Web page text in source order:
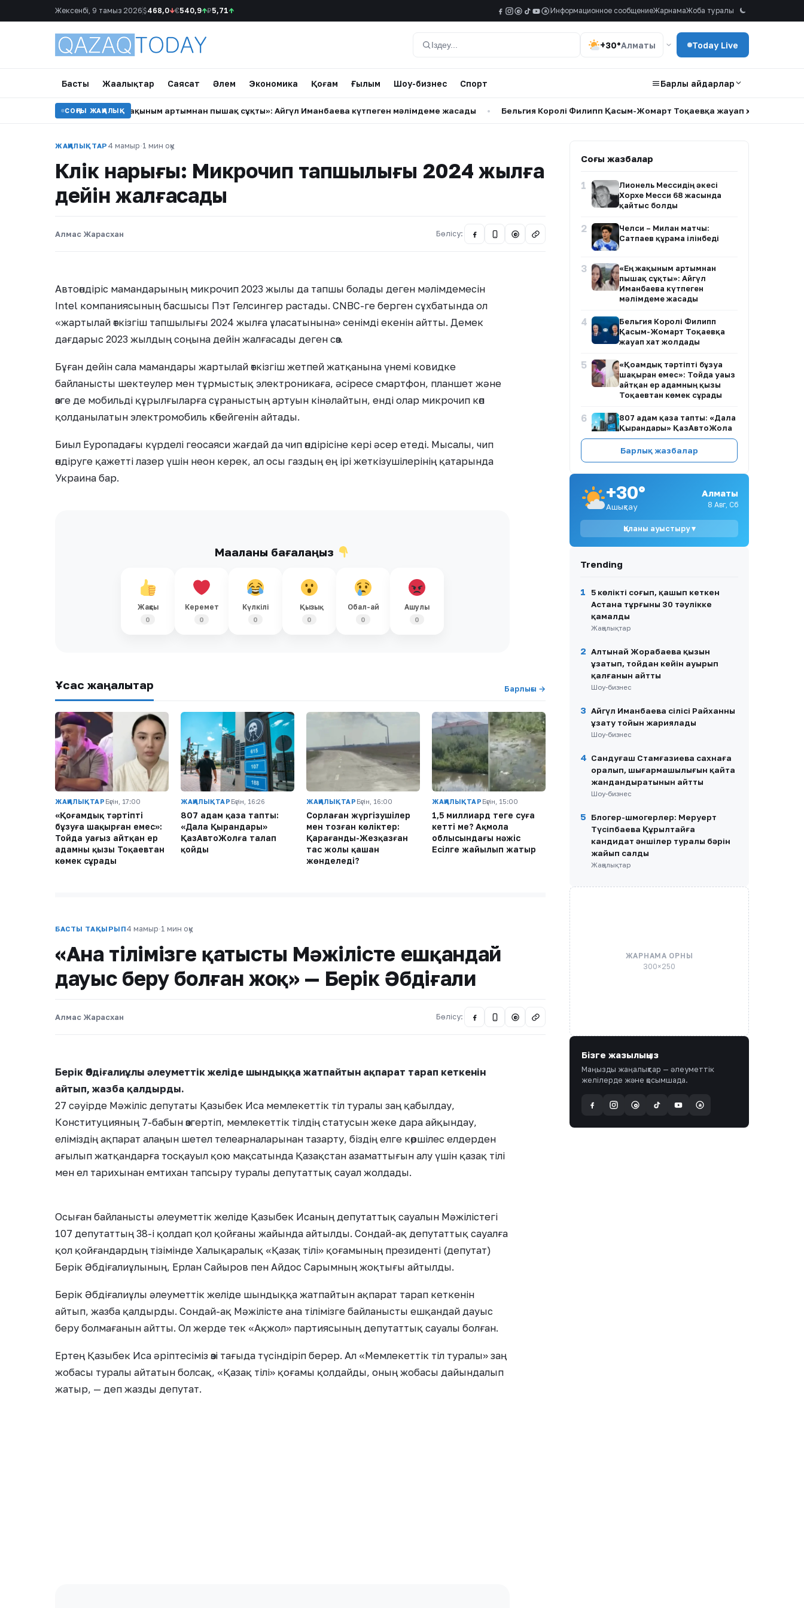
Жексенбі, 9 тамыз 2026 $468,0↓€540,9↑₽5,71↑ @ a Информационное сообщениеЖарнамаЖоба туралы
Іздеу
+30°Алматы Today Live
Басты Жаңалықтар Саясат Әлем Экономика Қоғам Ғылым Шоу-бизнес Спорт Барлық айдарлар
СОҢҒЫ ЖАҢАЛЫҚ
• «Ең жақыным артымнан пышақ сұқты»: Айгүл Иманбаева күтпеген мәлімдеме жасады • Бельгия Королі Филипп Қасым-Жомарт Тоқаевқа жауап хат жолдады
ЖАҢАЛЫҚТАР 4 мамыр·1 мин оқу
Көлік нарығы: Микрочип тапшылығы 2024 жылға
дейін жалғасады
Алмас Жарасхан Бөлісу: @
Автоөндіріс мамандарының микрочип 2023 жылы да тапшы болады деген мәлімдемесін
Intel компаниясының басшысы Пэт Гелсингер растады. CNBC-ге берген сұхбатында ол
«жартылай өткізгіш тапшылығы 2024 жылға ұласатынына» сенімді екенін айтты. Демек
дағдарыс 2023 жылдың соңына дейін жалғасады деген сөз.
Бұған дейін сала мамандары жартылай өткізгіш жетпей жатқанына үнемі ковидке
байланысты шектеулер мен тұрмыстық электроникаға, әсіресе смартфон, планшет және
өзге де мобильді құрылғыларға сұраныстың артуын кінәлайтын, енді олар микрочип көп
қолданылатын электромобиль көбейгенін айтады.
Биыл Еуропадағы күрделі геосаяси жағдай да чип өндірісіне кері әсер етеді. Мысалы, чип
өндіруге қажетті лазер үшін неон керек, ал осы газдың ең ірі жеткізушілерінің қатарында
Украина бар.
Мақаланы бағалаңыз
Жақсы
0
Керемет
0
Күлкілі
0
Қызық
0
Обал-ай
0
Ашулы
0
Ұқсас жаңалықтар Барлығы →
ЖАҢАЛЫҚТАР Бүгін, 17:00
«Қоғамдық тәртіпті
бұзуға шақырған емес»:
Тойда уағыз айтқан ер
адамның қызы Тоқаевтан
көмек сұрады
ЖАҢАЛЫҚТАР Бүгін, 16:26
807 адам қаза тапты:
«Дала Қырандары»
ҚазАвтоЖолға талап
қойды
ЖАҢАЛЫҚТАР Бүгін, 16:00
Сорлаған жүргізушілер
мен тозған көліктер:
Қарағанды-Жезқазған
тас жолы қашан
жөнделеді?
ЖАҢАЛЫҚТАР Бүгін, 15:00
1,5 миллиард теңге суға
кетті ме? Ақмола
облысындағы нәжіс
Есілге жайылып жатыр
БАСТЫ ТАҚЫРЫП4 мамыр·1 мин оқу
«Ана тілімізге қатысты Мәжілісте ешқандай
дауыс беру болған жоқ» — Берік Әбдіғали
Алмас Жарасхан Бөлісу: @
Берік Әбдіғалиұлы әлеуметтік желіде шындыққа жатпайтын ақпарат тарап кеткенін
айтып, жазба қалдырды.
27 сәуірде Мәжіліс депутаты Қазыбек Иса мемлекеттік тіл туралы заң қабылдау,
Конституцияның 7-бабын өзгертіп, мемлекеттік тілдің статусын жеке дара айқындау,
еліміздің ақпарат алаңын шетел телеарналарынан тазарту, біздің елге көршілес елдерден
ағылып жатқандарға тосқауыл қою мақсатында Қазақстан азаматтығын алу үшін қазақ тілі
мен ел тарихынан емтихан тапсыру туралы депутаттық сауал жолдады.
Осыған байланысты әлеуметтік желіде Қазыбек Исаның депутаттық сауалын Мәжілістегі
107 депутаттың 38-і қолдап қол қойғаны жайында айтылды. Сондай-ақ депутаттық сауалға
қол қойғандардың тізімінде Халықаралық «Қазақ тілі» қоғамының президенті (депутат)
Берік Әбдіғалиұлының, Ерлан Сайыров пен Айдос Сарымның жоқтығы айтылды.
Берік Әбдіғалиұлы әлеуметтік желіде шындыққа жатпайтын ақпарат тарап кеткенін
айтып, жазба қалдырды. Сондай-ақ Мәжілісте ана тілімізге байланысты ешқандай дауыс
беру болмағанын айтты. Ол жерде тек «Ақжол» партиясының депутаттық сауалы болған.
Ертең Қазыбек Иса әріптесіміз өзі тағыда түсіндіріп берер. Ал «Мемлекеттік тіл туралы» заң
жобасы туралы айтатын болсақ, «Қазақ тілі» қоғамы қолдайды, оның жобасы дайындалып
жатыр, — деп жазды депутат.
Соңғы жазбалар
1
Лионель Мессидің әкесі
Хорхе Месси 68 жасында
қайтыс болды
2
Челси – Милан матчы:
Сатпаев құрамға ілінбеді
3
«Ең жақыным артымнан
пышақ сұқты»: Айгүл
Иманбаева күтпеген
мәлімдеме жасады
4
Бельгия Королі Филипп
Қасым-Жомарт Тоқаевқа
жауап хат жолдады
5
«Қоғамдық тәртіпті бұзуға
шақырған емес»: Тойда уағыз
айтқан ер адамның қызы
Тоқаевтан көмек сұрады
6
807 адам қаза тапты: «Дала
Қырандары» ҚазАвтоЖолға
талап қойды
7
Сорлаған жүргізушілер мен
жөнделеді?
1,5 миллиард теңге суға
кетті ме? Ақмола
облысындағы нәжіс Есілге
9
Жаңа адамдар Caspian Sea
апталығына қатысты
10
«Ақ періштем, мәңгі
сағынышым»: Әнші Наркенже
жариялады
Барлық жазбалар
+30°
Ашықтау
Алматы
8 Авг, Сб
Қаланы ауыстыру ▾
Trending
1
5 көлікті соғып, қашып кеткен
Астана тұрғыны 30 тәулікке
қамалды
Жаңалықтар
2 Алтынай Жорабаева қызын
ұзатып, тойдан кейін ауырып
қалғанын айтты
Шоу-бизнес
3 Айгүл Иманбаева сіңлісі Райханның
ұзату тойын жариялады
Шоу-бизнес
4 Сандуғаш Стамғазиева сахнаға
оралып, шығармашылығын қайта
жандандыратынын айтты
Шоу-бизнес
5
Блогер-шмогерлер: Меруерт
Түсіпбаева Құрылтайға
кандидат әншілер туралы бәрін
жайып салды
Жаңалықтар
ЖАРНАМА ОРНЫ
300×250
Бізге жазылыңыз
Маңызды жаңалықтар — әлеуметтік
желілерде және қосымшада.
@ a